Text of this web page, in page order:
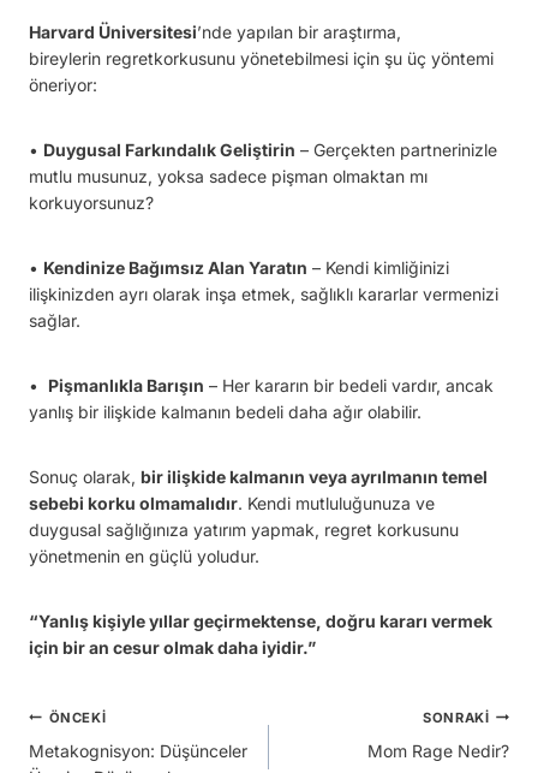
Harvard Üniversitesi’nde yapılan bir araştırma,
bireylerin regretkorkusunu yönetebilmesi için şu üç yöntemi
öneriyor:
• Duygusal Farkındalık Geliştirin – Gerçekten partnerinizle
mutlu musunuz, yoksa sadece pişman olmaktan mı
korkuyorsunuz?
• Kendinize Bağımsız Alan Yaratın – Kendi kimliğinizi
ilişkinizden ayrı olarak inşa etmek, sağlıklı kararlar vermenizi
sağlar.
• Pişmanlıkla Barışın – Her kararın bir bedeli vardır, ancak
yanlış bir ilişkide kalmanın bedeli daha ağır olabilir.
Sonuç olarak, bir ilişkide kalmanın veya ayrılmanın temel
sebebi korku olmamalıdır. Kendi mutluluğunuza ve
duygusal sağlığınıza yatırım yapmak, regret korkusunu
yönetmenin en güçlü yoludur.
“Yanlış kişiyle yıllar geçirmektense, doğru kararı vermek
için bir an cesur olmak daha iyidir.”
Yazı
ÖNCEKI
Metakognisyon: Düşünceler
SONRAKI
Mom Rage Nedir?